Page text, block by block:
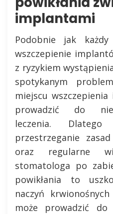
implantami
Podobnie jak
wszczepienie
z ryzykiem
spotykanym
miejscu
prowadzić do
leczenia.
przestrzeganie
oraz regularne
stomatologa po
powikłania to
naczyń
może prowadzić